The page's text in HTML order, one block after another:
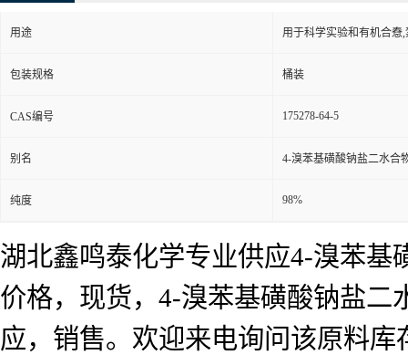
用途 用于科学实验和有机合憃
包装规格 桶装
CAS编号 175278-64-5
别名 4-溴苯基磺酸钠盐二水合
纯度 98%
湖北鑫鸣泰化学专业供应4-溴苯基
价格，现货，4-溴苯基磺酸钠盐
应，销售。欢迎来电询问该原料库